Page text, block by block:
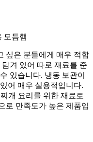
모듬햄
싶은 분들에게 매우 적합
겨 있어 따로 재료를 준
있습니다. 냉동 보관이
어 매우 실용적입니다.
개 요리를 위한 재료로
로 만족도가 높은 제품입